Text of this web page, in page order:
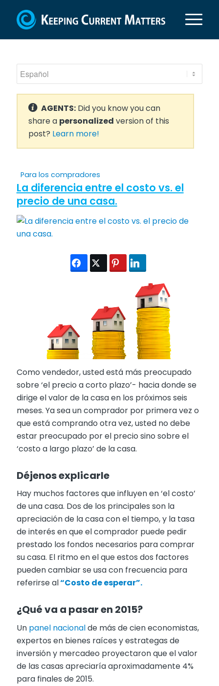
AGENTS:Did you know you can
share a personalized version of this
post? Learn more!
Para los compradores
La diferencia entre el costo vs. el
precio de una casa.
Como vendedor, usted está más preocupado
sobre ‘el precio a corto plazo’- hacia donde se
dirige el valor de la casa en los próximos seis
meses. Ya sea un comprador por primera vez o
que está comprando otra vez, usted no debe
estar preocupado por el precio sino sobre el
‘costo a largo plazo’ de la casa.
Déjenos explicarle
Hay muchos factores que influyen en ‘el costo’
de una casa. Dos de los principales son la
apreciación de la casa con el tiempo, y la tasa
de interés en que el comprador puede pedir
prestado los fondos necesarios para comprar
su casa. El ritmo en el que estos dos factores
pueden cambiar se usa con frecuencia para
referirse al“Costo de esperar”.
¿Qué va a pasar en 2015?
Un panel nacionalde más de cien economistas,
expertos en bienes raíces y estrategas de
inversión y mercadeo proyectaron que el valor
de las casas apreciaría aproximadamente 4%
para finales de 2015.